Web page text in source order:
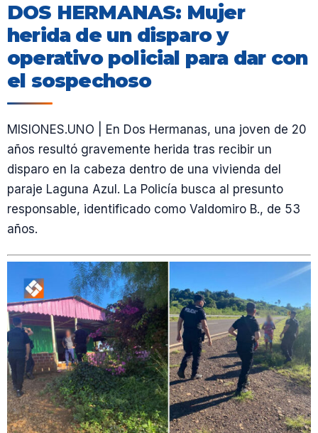
DOS HERMANAS: Mujer
herida de un disparo y
operativo policial para dar con
el sospechoso
MISIONES.UNO | En Dos Hermanas, una joven de 20
años resultó gravemente herida tras recibir un
disparo en la cabeza dentro de una vivienda del
paraje Laguna Azul. La Policía busca al presunto
responsable, identificado como Valdomiro B., de 53
años.